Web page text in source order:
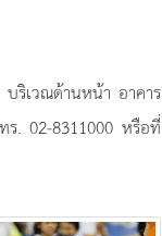
ริเวณด้านหน้า อาคาร
. 02-8311000 หรือที่